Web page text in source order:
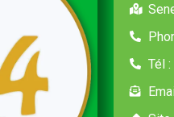
Tél